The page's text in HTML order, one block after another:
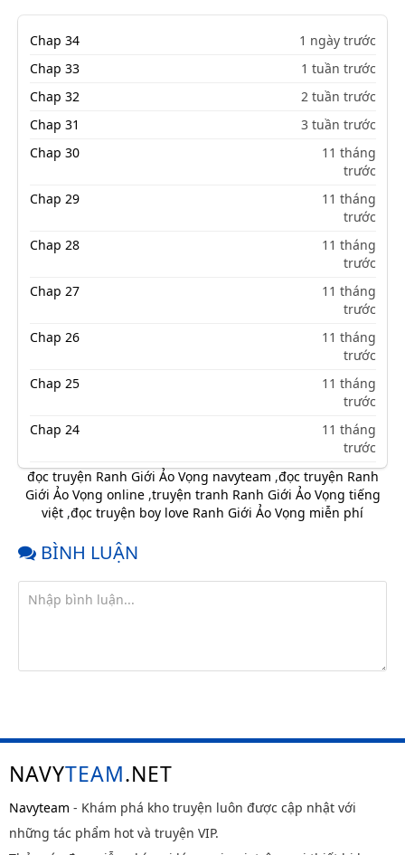
Chap 34
1 ngày trước
Chap 33
1 tuần trước
Chap 32
2 tuần trước
Chap 31
3 tuần trước
Chap 30
11 tháng
trước
Chap 29
11 tháng
trước
Chap 28
11 tháng
trước
Chap 27
11 tháng
trước
Chap 26
11 tháng
trước
Chap 25
11 tháng
trước
Chap 24
11 tháng
trước
Chap 23
11 tháng
trước
Chap 22
11 tháng
trước
Chap 20
11 tháng
trước
Chap 15
đọc truyện Ranh Giới Ảo Vọng navyteam ,đọc truyện Ranh
Giới Ảo Vọng online,truyện tranh Ranh Giới Ảo Vọng tiếng
việt ,đọc truyện boy love Ranh Giới Ảo Vọng miễn phí
BÌNH LUẬN
NAVYTEAM.NET
Navyteam - Khám phá kho truyện luôn được cập nhật với
những tác phẩm hot và truyện VIP.